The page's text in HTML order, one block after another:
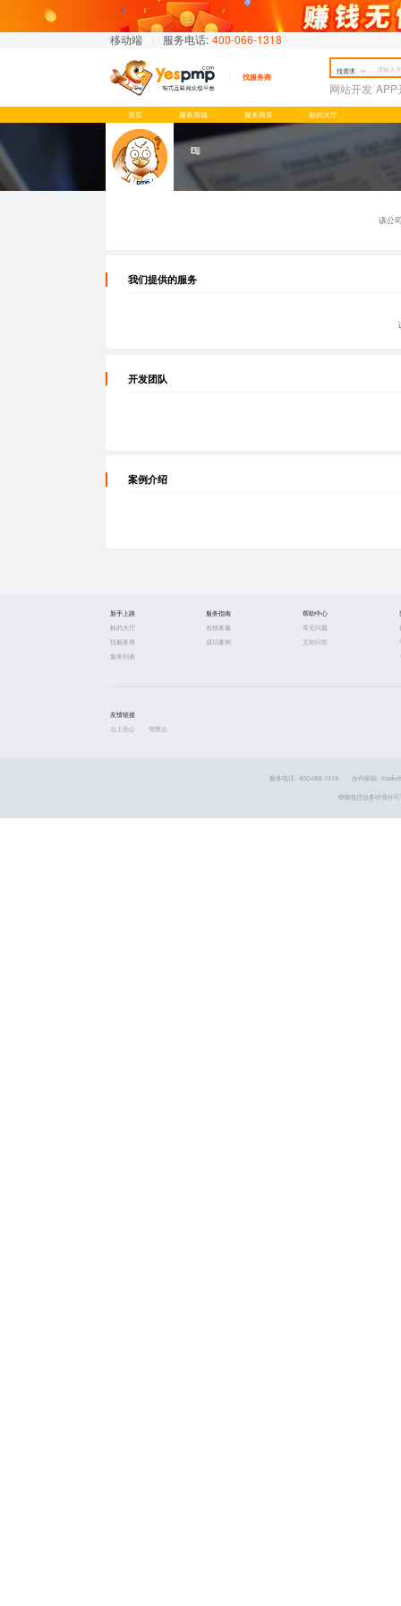
移动端 服务电话:400-066-1318
找服务商
找需求
网站开发 APP
首页 服务商城 服务商库 标的大厅
该公
我们提供的服务
开发团队
案例介绍
新手上路
标的大厅
找服务商
服务列表
服务指南
在线客服
成功案例
帮助中心
常见问题
互助问答
友情链接
云上办公
智慧云
服务电话: 400-066-1318 合作邮箱:
增值电信业务经营许